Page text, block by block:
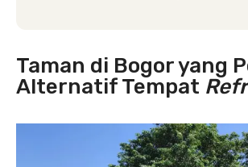
Taman di Bogor yang
Alternatif Tempat